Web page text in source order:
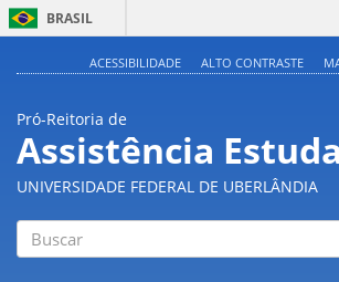
BRASIL
Acesso
ACESSIBILIDADE ALTO CONTRASTE
Pró-Reitoria de
Assistência
UNIVERSIDADE FEDERAL DE UBERLÂNDIA